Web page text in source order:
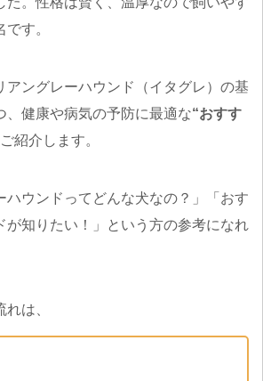
す。
アングレーハウンド（イタグレ）の基
、健康や病気の予防に最適な“おすす
紹介します。
ハウンドってどんな犬なの？」「おす
が知りたい！」という方の参考になれ
は、